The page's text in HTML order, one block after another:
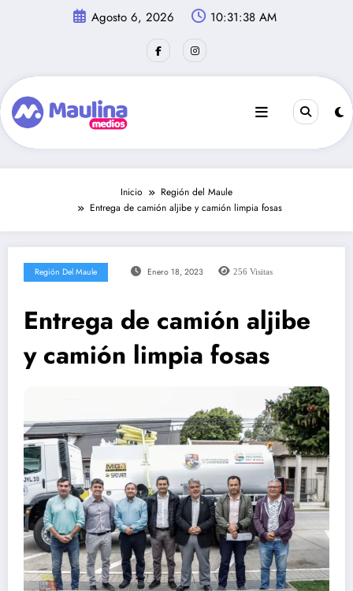
Agosto 6, 2026 10:31:39 AM
Inicio
Región del Maule
Entrega de camión aljibe y camión limpia fosas
Región Del Maule Enero 18, 2023 256 Visitas
Entrega de camión aljibe
y camión limpia fosas